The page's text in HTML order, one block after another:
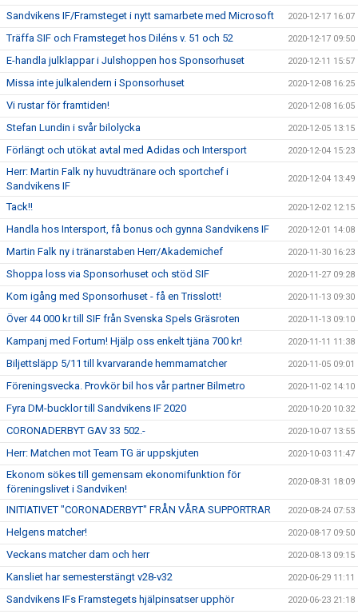
Sandvikens IF/Framsteget i nytt samarbete med Microsoft 2020-12-17 16:07
Träffa SIF och Framsteget hos Diléns v. 51 och 52 2020-12-17 09:50
E-handla julklappar i Julshoppen hos Sponsorhuset 2020-12-11 15:57
Missa inte julkalendern i Sponsorhuset 2020-12-08 16:25
Vi rustar för framtiden! 2020-12-08 16:05
Stefan Lundin i svår bilolycka 2020-12-05 13:15
Förlängt och utökat avtal med Adidas och Intersport 2020-12-04 15:23
Herr: Martin Falk ny huvudtränare och sportchef i
Sandvikens IF
2020-12-04 13:49
Tack!! 2020-12-02 12:15
Handla hos Intersport, få bonus och gynna Sandvikens IF 2020-12-01 14:08
Martin Falk ny i tränarstaben Herr/Akademichef 2020-11-30 16:23
Shoppa loss via Sponsorhuset och stöd SIF 2020-11-27 09:28
Kom igång med Sponsorhuset - få en Trisslott! 2020-11-13 09:30
Över 44 000 kr till SIF från Svenska Spels Gräsroten 2020-11-13 09:10
Kampanj med Fortum! Hjälp oss enkelt tjäna 700 kr! 2020-11-11 11:38
Biljettsläpp 5/11 till kvarvarande hemmamatcher 2020-11-05 09:01
Föreningsvecka. Provkör bil hos vår partner Bilmetro 2020-11-02 14:10
Fyra DM-bucklor till Sandvikens IF 2020 2020-10-20 10:32
CORONADERBYT GAV 33 502.- 2020-10-07 13:55
Herr: Matchen mot Team TG är uppskjuten 2020-10-03 11:47
Ekonom sökes till gemensam ekonomifunktion för
föreningslivet i Sandviken!
2020-08-31 18:09
INITIATIVET "CORONADERBYT" FRÅN VÅRA SUPPORTRAR 2020-08-24 07:53
Helgens matcher! 2020-08-17 09:50
Veckans matcher dam och herr 2020-08-13 09:15
Kansliet har semesterstängt v28-v32 2020-06-29 11:11
Sandvikens IFs Framstegets hjälpinsatser upphör 2020-06-23 21:18